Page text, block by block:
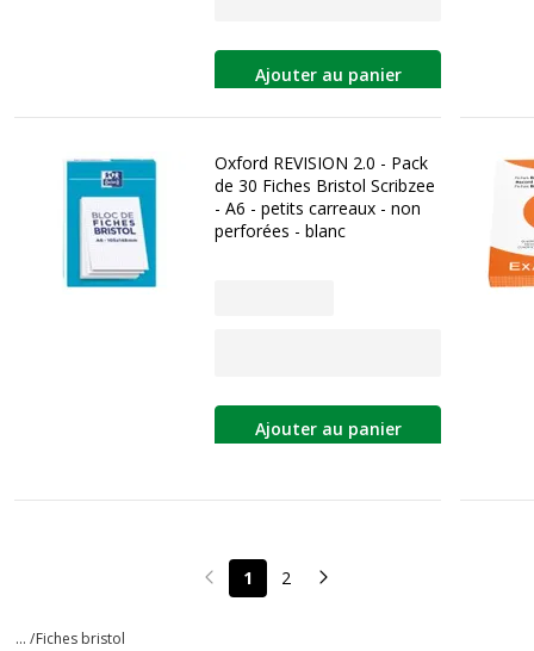
Ajouter au panier
Oxford REVISION 2.0 - Pack
de 30 Fiches Bristol Scribzee
- A6 - petits carreaux - non
perforées - blanc
Ajouter au panier
Page précédente
1 2 Page suivante
... /Fiches bristol